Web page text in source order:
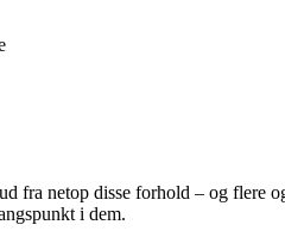
fra netop disse forhold – og flere
i dem.